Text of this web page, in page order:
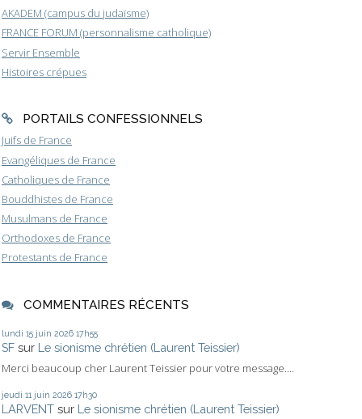
AKADEM (campus du judaïsme)
FRANCE FORUM (personnalisme catholique)
Servir Ensemble
Histoires crépues
PORTAILS CONFESSIONNELS
Juifs de France
Evangéliques de France
Catholiques de France
Bouddhistes de France
Musulmans de France
Orthodoxes de France
Protestants de France
COMMENTAIRES RÉCENTS
lundi 15 juin 2026 17h55
SF sur Le sionisme chrétien (Laurent Teissier)
Merci beaucoup cher Laurent Teissier pour votre message....
jeudi 11 juin 2026 17h30
LARVENT sur Le sionisme chrétien (Laurent Teissier)